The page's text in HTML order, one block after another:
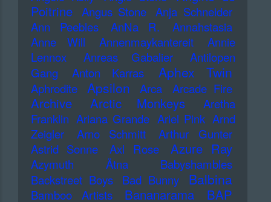
Poitrine Angus Stone Anja Schneider
Ann Peebles
AnNa R.
Annahstasia
Anne Will
Annenmaykantereit
Annie
Lennox
Anreas Gabalier
Antilopen
Gang
Anton Karras Aphex Twin
Aphrodite Apsilon Arca Arcade Fire
Archive Arctic Monkeys
Aretha
Franklin Ariana Grande Ariel Pink Arnd
Zeigler
Arno Schmitt
Arthur Gunter
Astrid Sonne
Axl Rose Azure Ray
Azymuth Ätna
Babyshambles
Backstreet Boys
Bad Bunny Balbina
Bamboo Artists Bananarama
BAP